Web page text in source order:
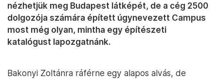
nézhetjük meg Budapest látképét, de a cég 2500
dolgozója számára épített úgynevezett Campus
most még olyan, mintha egy építészeti
katalógust lapozgatnánk.
Bakonyi Zoltánra ráférne egy alapos alvás, de